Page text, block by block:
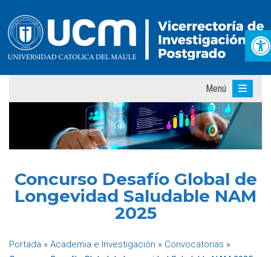
Menú
Concurso Desafío Global de
Longevidad Saludable NAM
2025
Portada » Academia e Investigación » Convocatorias »